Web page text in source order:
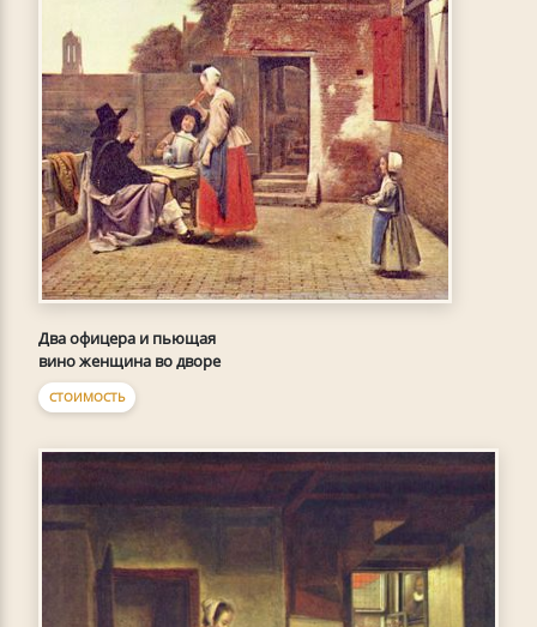
Два офицера и пьющая
вино женщина во дворе
СТОИМОСТЬ